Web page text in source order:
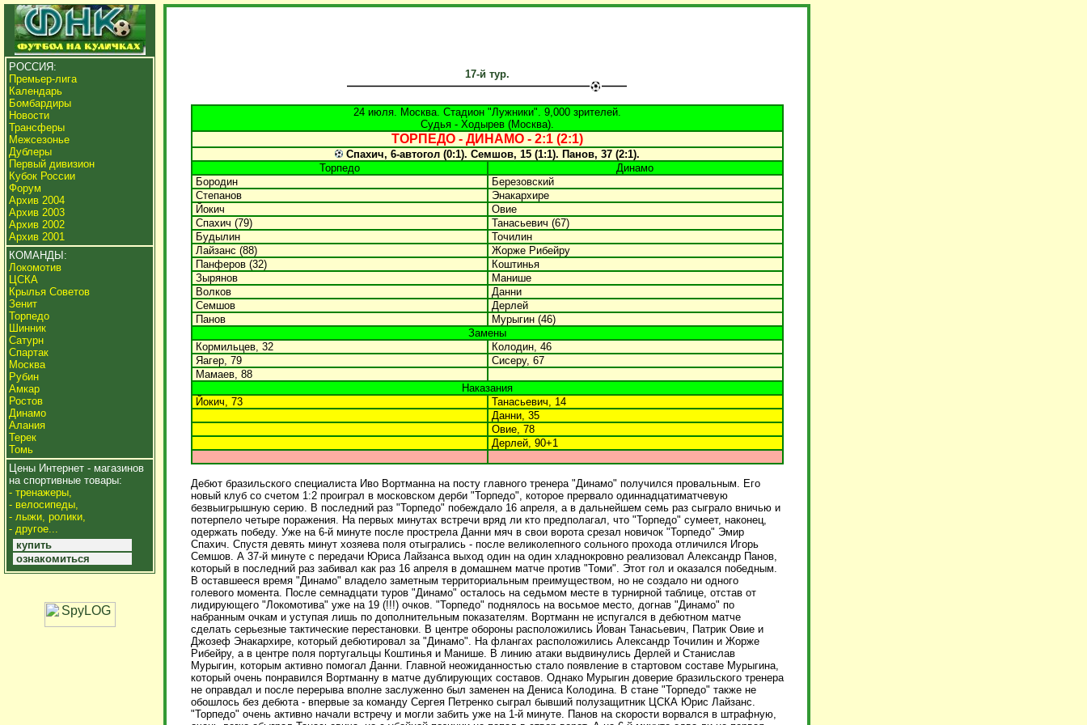
РОССИЯ:
Премьер-лига
Календарь
Бомбардиры
Новости
Трансферы
Межсезонье
Дублеры
Первый дивизион
Кубок России
Форум
Архив 2004
Архив 2003
Архив 2002
Архив 2001
КОМАНДЫ:
Локомотив
ЦСКА
Крылья Советов
Зенит
Торпедо
Шинник
Сатурн
Спартак
Москва
Рубин
Амкар
Ростов
Динамо
Алания
Терек
Томь
Цены Интернет - магазинов
на спортивные товары:
- тренажеры,
- велосипеды,
- лыжи, ролики,
- другое...
купить
ознакомиться
17-й тур.
24 июля. Москва. Стадион "Лужники". 9,000 зрителей.
Судья - Ходырев (Москва).
ТОРПЕДО - ДИНАМО - 2:1 (2:1)
Спахич, 6-автогол (0:1). Семшов, 15 (1:1). Панов, 37 (2:1).
Торпедо
Динамо
Бородин
Березовский
Степанов
Энакархире
Йокич
Овие
Спахич (79)
Танасьевич (67)
Будылин
Точилин
Лайзанс (88)
Жорже Рибейру
Панферов (32)
Коштинья
Зырянов
Манише
Волков
Данни
Семшов
Дерлей
Панов
Мурыгин (46)
Замены
Кормильцев, 32
Колодин, 46
Яагер, 79
Сисеру, 67
Мамаев, 88
Наказания
Йокич, 73
Танасьевич, 14
Данни, 35
Овие, 78
Дерлей, 90+1
Дебют бразильского специалиста Иво Вортманна на посту главного тренера "Динамо" получился провальным. Его
новый клуб со счетом 1:2 проиграл в московском дерби "Торпедо", которое прервало одиннадцатиматчевую
безвыигрышную серию. В последний раз "Торпедо" побеждало 16 апреля, а в дальнейшем семь раз сыграло вничью и
потерпело четыре поражения. На первых минутах встречи вряд ли кто предполагал, что "Торпедо" сумеет, наконец,
одержать победу. Уже на 6-й минуте после прострела Данни мяч в свои ворота срезал новичок "Торпедо" Эмир
Спахич. Спустя девять минут хозяева поля отыгрались - после великолепного сольного прохода отличился Игорь
Семшов. А 37-й минуте с передачи Юриса Лайзанса выход один на один хладнокровно реализовал Александр Панов,
который в последний раз забивал как раз 16 апреля в домашнем матче против "Томи". Этот гол и оказался победным.
В оставшееся время "Динамо" владело заметным территориальным преимуществом, но не создало ни одного
голевого момента. После семнадцати туров "Динамо" осталось на седьмом месте в турнирной таблице, отстав от
лидирующего "Локомотива" уже на 19 (!!!) очков. "Торпедо" поднялось на восьмое место, догнав "Динамо" по
набранным очкам и уступая лишь по дополнительным показателям. Вортманн не испугался в дебютном матче
сделать серьезные тактические перестановки. В центре обороны расположились Йован Танасьевич, Патрик Овие и
Джозеф Энакархире, который дебютировал за "Динамо". На флангах расположились Александр Точилин и Жорже
Рибейру, а в центре поля португальцы Коштинья и Манише. В линию атаки выдвинулись Дерлей и Станислав
Мурыгин, которым активно помогал Данни. Главной неожиданностью стало появление в стартовом составе Мурыгина,
который очень понравился Вортманну в матче дублирующих составов. Однако Мурыгин доверие бразильского тренера
не оправдал и после перерыва вполне заслуженно был заменен на Дениса Колодина. В стане "Торпедо" также не
обошлось без дебюта - впервые за команду Сергея Петренко сыграл бывший полузащитник ЦСКА Юрис Лайзанс.
"Торпедо" очень активно начали встречу и могли забить уже на 1-й минуте. Панов на скорости ворвался в штрафную,